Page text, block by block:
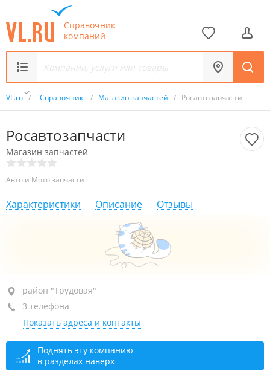
Справочник
компаний
VL.ru / Справочник / Магазин запчастей / Росавтозапчасти
Росавтозапчасти
Магазин запчастей
Авто и Мото запчасти
Характеристики Описание Отзывы
район "Трудовая", ул. 50 лет ВЛКСМ, 26
цокольный этаж
+7 (423) 225-30-69
+7 (423) 240-53-33
+7 (423) 225-31-99
район "Трудовая"
3 телефона
Показать адреса и контакты
Поднять эту компанию
в разделах наверх